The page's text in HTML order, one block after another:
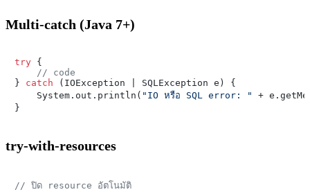
Multi-catch (Java 7+)
try {
// code
} catch (IOException | SQLException e) {
    System.out.println(
"IO หรือ SQL error: "
+
try-with-resources
// ปิด resource อัตโนมัติ